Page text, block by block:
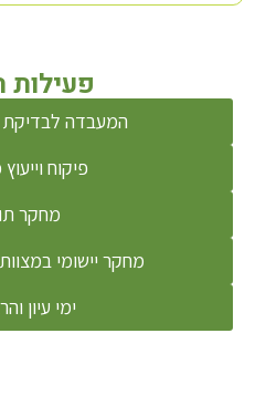
פעילות
המעבדה לבדיקת
פיקוח
מחקר
מחקר יישומי
ימי עיון